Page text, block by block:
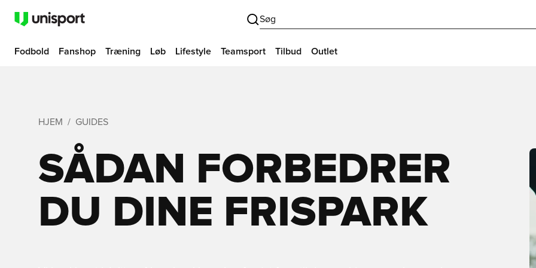
Søg
Fodbold Fanshop Træning Løb Lifestyle Teamsport Tilbud Outlet
HJEM GUIDES
SÅDAN FORBEDRER
DU DINE FRISPARK